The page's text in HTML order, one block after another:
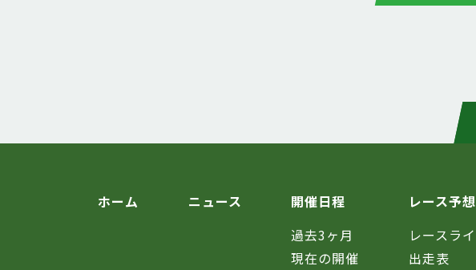
ホーム ニュース
開催日程
過去3ヶ月
現在の開催
レース予想
レースラ
出走表